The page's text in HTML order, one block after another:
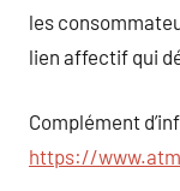
les
lien affectif qui
Complément
https://